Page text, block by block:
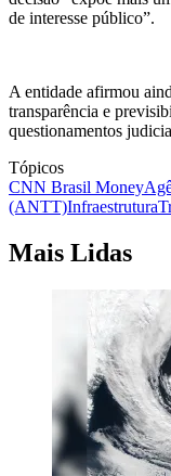
de interesse público”.
A entidade afirmou
transparência e
questionamentos
Tópicos
CNN Brasil Money
(ANTT)Infraestrutura
Mais Lidas